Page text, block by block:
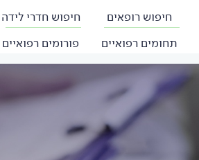
חיפוש רופאים חיפוש חדרי לידה
תחומים רפואיים
פורומים רפואיים